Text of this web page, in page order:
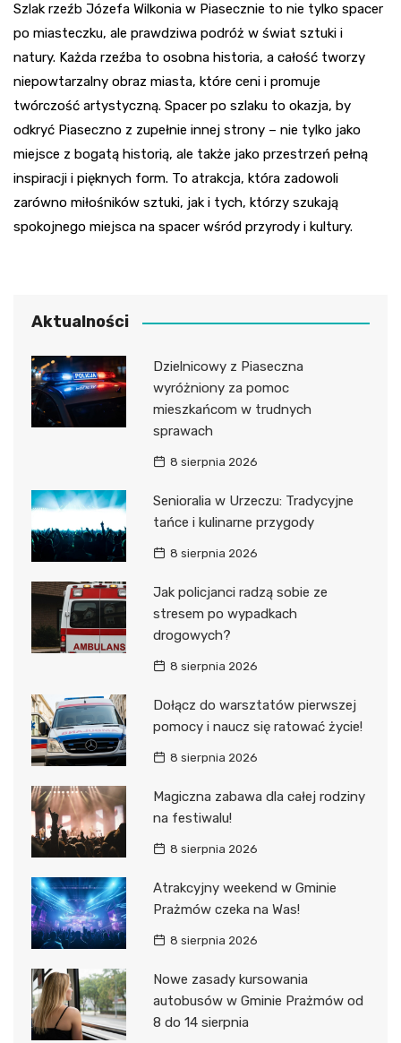
Szlak rzeźb Józefa Wilkonia w Piasecznie to nie tylko spacer
po miasteczku, ale prawdziwa podróż w świat sztuki i
natury. Każda rzeźba to osobna historia, a całość tworzy
niepowtarzalny obraz miasta, które ceni i promuje
twórczość artystyczną. Spacer po szlaku to okazja, by
odkryć Piaseczno z zupełnie innej strony – nie tylko jako
miejsce z bogatą historią, ale także jako przestrzeń pełną
inspiracji i pięknych form. To atrakcja, która zadowoli
zarówno miłośników sztuki, jak i tych, którzy szukają
spokojnego miejsca na spacer wśród przyrody i kultury.
Aktualności
Dzielnicowy z Piaseczna
wyróżniony za pomoc
mieszkańcom w trudnych
sprawach
8 sierpnia 2026
Senioralia w Urzeczu: Tradycyjne
tańce i kulinarne przygody
8 sierpnia 2026
Jak policjanci radzą sobie ze
stresem po wypadkach
drogowych?
8 sierpnia 2026
Dołącz do warsztatów pierwszej
pomocy i naucz się ratować życie!
8 sierpnia 2026
Magiczna zabawa dla całej rodziny
na festiwalu!
8 sierpnia 2026
Atrakcyjny weekend w Gminie
Prażmów czeka na Was!
8 sierpnia 2026
Nowe zasady kursowania
autobusów w Gminie Prażmów od
8 do 14 sierpnia